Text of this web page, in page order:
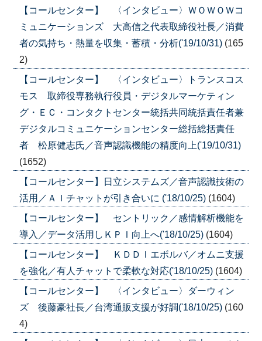
【コールセンター】 〈インタビュー〉ＷＯＷＯＷコ
ミュニケーションズ 大高信之代表取締役社長／消費
者の気持ち・熱量を収集・蓄積・分析('19/10/31) (165
2)
【コールセンター】 〈インタビュー〉トランスコス
モス 取締役専務執行役員・デジタルマーケティン
グ・ＥＣ・コンタクトセンター統括共同統括責任者兼
デジタルコミュニケーションセンター総括総括責任
者 松原健志氏／音声認識機能の精度向上('19/10/31)
(1652)
【コールセンター】日立システムズ／音声認識技術の
活用／ＡＩチャットが引き合いに ('18/10/25) (1604)
【コールセンター】 セントリック／感情解析機能を
導入／データ活用しＫＰＩ向上へ('18/10/25) (1604)
【コールセンター】 ＫＤＤＩエボルバ／オムニ支援
を強化／有人チャットで柔軟な対応('18/10/25) (1604)
【コールセンター】 〈インタビュー〉ダーウィン
ズ 後藤豪社長／台湾通販支援が好調('18/10/25) (160
4)